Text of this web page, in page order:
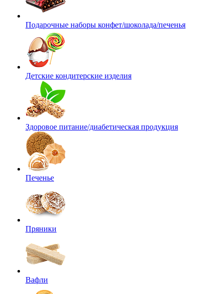
Подарочные наборы конфет/шоколада/печенья
Детские кондитерские изделия
Здоровое питание/диабетическая продукция
Печенье
Пряники
Вафли